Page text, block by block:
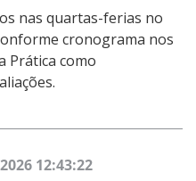
nas quartas-ferias no
cronograma nos
Prática como
12:43:22